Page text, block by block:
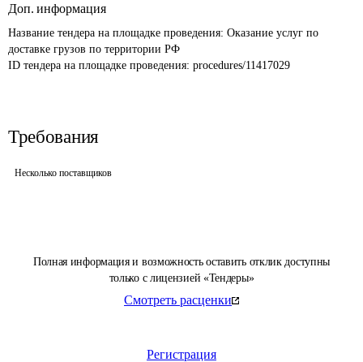
Полная информация и возможность оставить отклик доступны
только с лицензией «Тендеры»
Смотреть расценки
Регистрация
Доп. информация
Название тендера на площадке проведения: Оказание услуг по
доставке грузов по территории РФ
ID тендера на площадке проведения: procedures/11417029
Требования
Несколько поставщиков